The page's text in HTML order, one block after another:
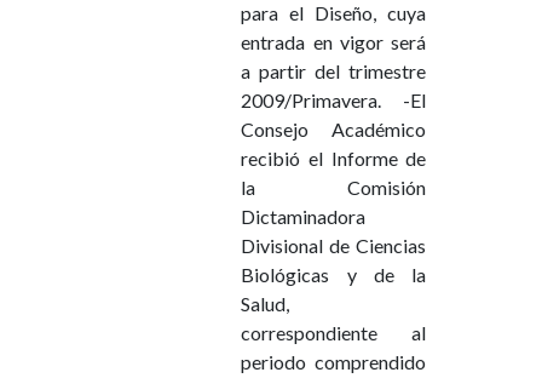
para el Diseño, cuya
entrada en vigor será
a partir del trimestre
2009/Primavera. -El
Consejo Académico
recibió el Informe de
la Comisión
Dictaminadora
Divisional de Ciencias
Biológicas y de la
Salud,
correspondiente al
periodo comprendido